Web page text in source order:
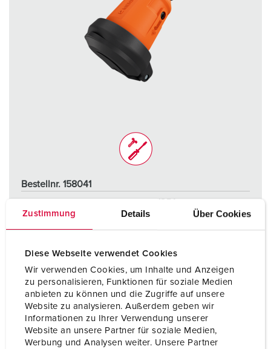
Zustimmung Details Über Cookies
Diese Webseite verwendet Cookies
Wir verwenden Cookies, um Inhalte und Anzeigen
zu personalisieren, Funktionen für soziale Medien
anbieten zu können und die Zugriffe auf unsere
Website zu analysieren. Außerdem geben wir
Informationen zu Ihrer Verwendung unserer
Website an unsere Partner für soziale Medien,
Werbung und Analysen weiter. Unsere Partner
Bestellnr. 158041
Pole 2 p+PE
Volt 230 V
Anschlusstechnik Schraubkontakt
ZUM ARTIKEL